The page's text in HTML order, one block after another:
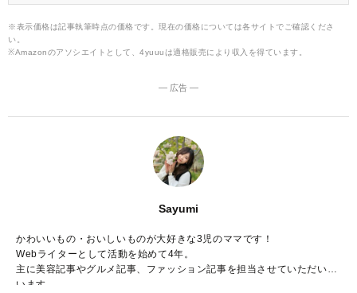
※表示価格は記事執筆時点の価格です。現在の価格については各サイトでご確認くださ
い。
※Amazonのアソシエイトとして、4yuuuは適格販売により収入を得ています。
― 広告 ―
Sayumi
かわいいもの・おいしいものが大好きな3児のママです！
Webライターとして活動を始めて4年。
主に美容記事やグルメ記事、ファッション記事を担当させていただいて
います。